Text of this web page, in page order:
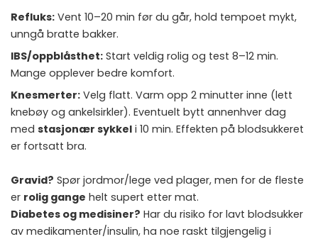
Refluks: Vent 10–20 min før du går, hold tempoet mykt,
unngå bratte bakker.
IBS/oppblåsthet: Start veldig rolig og test 8–12 min.
Mange opplever bedre komfort.
Knesmerter: Velg flatt. Varm opp 2 minutter inne (lett
knebøy og ankelsirkler). Eventuelt bytt annenhver dag
med stasjonær sykkel i 10 min. Effekten på blodsukkeret
er fortsatt bra.
Gravid? Spør jordmor/lege ved plager, men for de fleste
er rolig gange helt supert etter mat.
Diabetes og medisiner? Har du risiko for lavt blodsukker
av medikamenter/insulin, ha noe raskt tilgjengelig i